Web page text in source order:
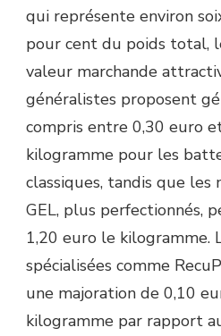
qui représente environ
pour cent du poids total,
valeur marchande
généralistes proposent
compris entre 0,30 euro
kilogramme pour les
classiques, tandis que les
GEL, plus perfectionnés,
1,20 euro le kilogramme.
spécialisées comme
une majoration de 0,10
kilogramme par rapport